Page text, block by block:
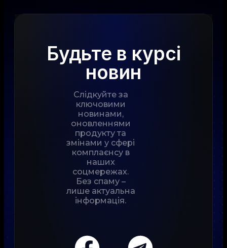
Будьте в курсі
новин
Слідкуйте за
ключовими
новинами,
оновленнями
продукту та
змінами у сфері
комплаєнсу в
наших
соцмережах.
Без спаму –
лише актуальна
інформація.